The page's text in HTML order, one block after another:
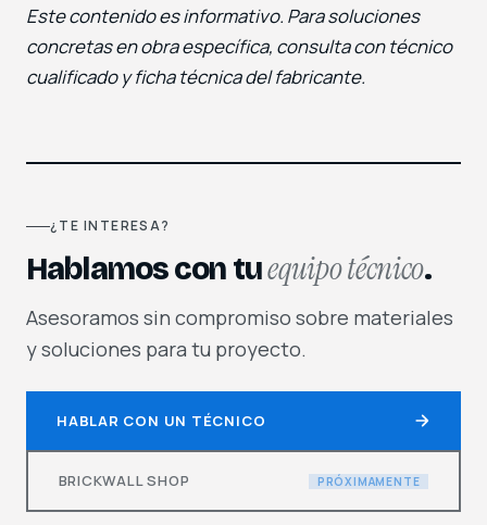
Este contenido es informativo. Para soluciones
concretas en obra específica, consulta con técnico
cualificado y ficha técnica del fabricante.
¿TE INTERESA?
Hablamos con tuequipo técnico.
Asesoramos sin compromiso sobre materiales
y soluciones para tu proyecto.
HABLAR CON UN TÉCNICO
BRICKWALL SHOP PRÓXIMAMENTE